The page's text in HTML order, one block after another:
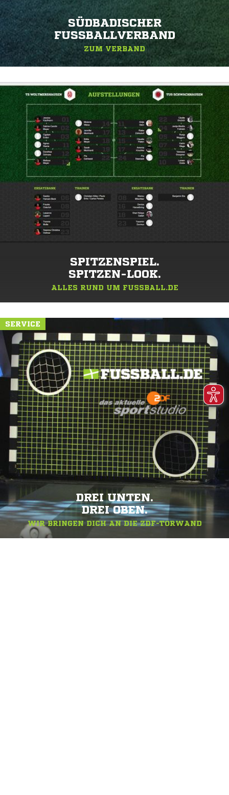
SÜDBADISCHER
FUSSBALLVERBAND
ZUM VERBAND
SPITZENSPIEL.
SPITZEN-LOOK.
ALLES RUND UM FUSSBALL.DE
SERVICE
DREI UNTEN.
DREI OBEN.
WIR BRINGEN DICH AN DIE ZDF-TORWAND